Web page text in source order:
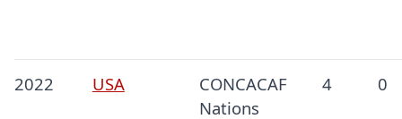
2022 USA
CONCACAF
Nations
4 0